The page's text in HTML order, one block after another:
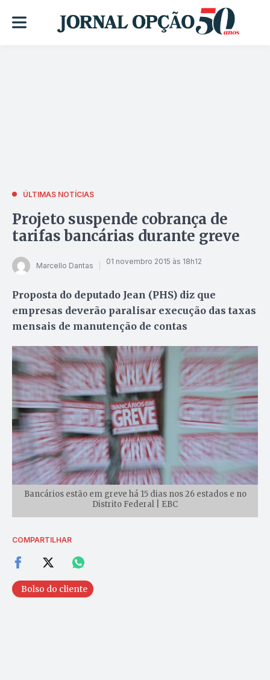
ÚLTIMAS NOTÍCIAS
Projeto suspende cobrança de
tarifas bancárias durante greve
Marcello Dantas 01 novembro 2015 às 18h12
Proposta do deputado Jean (PHS) diz que
empresas deverão paralisar execução das taxas
mensais de manutenção de contas
Bancários estão em greve há 15 dias nos 26 estados e no
Distrito Federal | EBC
COMPARTILHAR
Bolso do cliente